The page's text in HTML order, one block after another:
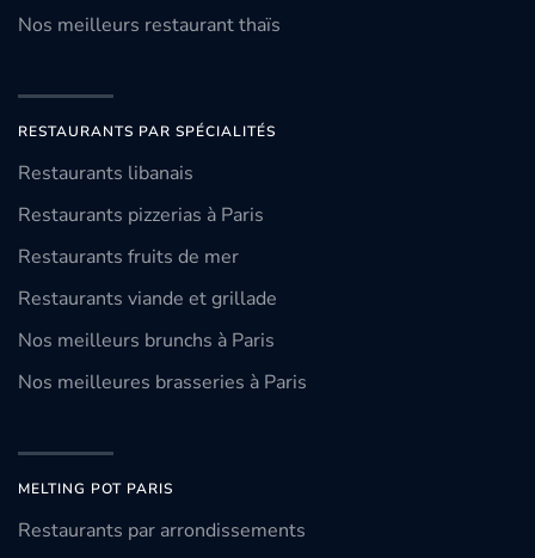
Nos meilleurs restaurant thaïs
RESTAURANTS PAR SPÉCIALITÉS
Restaurants libanais
Restaurants pizzerias à Paris
Restaurants fruits de mer
Restaurants viande et grillade
Nos meilleurs brunchs à Paris
Nos meilleures brasseries à Paris
MELTING POT PARIS
Restaurants par arrondissements